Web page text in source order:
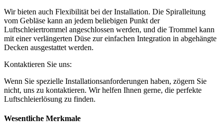
Wir bieten auch Flexibilität bei der Installation. Die Spiralleitung
vom Gebläse kann an jedem beliebigen Punkt der
Luftschleiertrommel angeschlossen werden, und die Trommel kann
mit einer verlängerten Düse zur einfachen Integration in abgehängte
Decken ausgestattet werden.
Kontaktieren Sie uns:
Wenn Sie spezielle Installationsanforderungen haben, zögern Sie
nicht, uns zu kontaktieren. Wir helfen Ihnen gerne, die perfekte
Luftschleierlösung zu finden.
Wesentliche Merkmale